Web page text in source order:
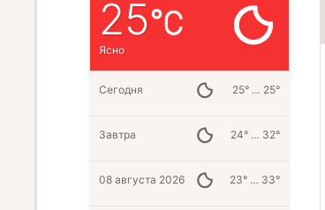
25
Ясно
Сегодня 25° … 25°
Завтра 24° … 32°
08 августа 2026 23° … 33°